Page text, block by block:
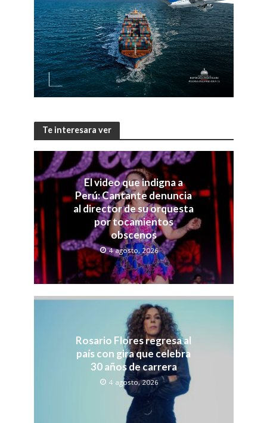
Te interesara ver
El video que indigna a
Perú: Cantante denuncia
al director de su orquesta
por tocamientos
obscenos
4 agosto, 2026
Rosario Flores regresa al
país con gira que celebra
30 años de carrera
4 agosto, 2026